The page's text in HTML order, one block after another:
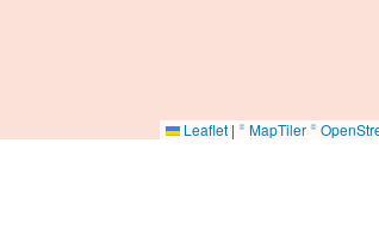
Leaflet | © MapTiler©